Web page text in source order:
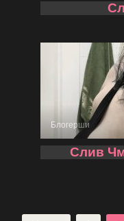
Блогерши
Слив